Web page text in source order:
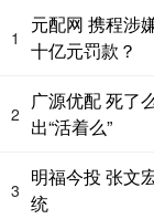
1
元配网 携程涉
十亿元罚款？
2
广源优配 死了
出“活着么”
3
明福今投 张文
统